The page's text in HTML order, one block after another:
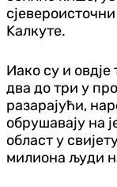
Kалкуте.
Иако су и овдје
два до три у
разарајући,
обрушавају на
област у
милиона људи